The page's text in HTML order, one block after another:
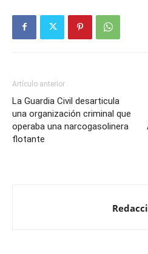
Artículo anterior
La Guardia Civil desarticula
una organización criminal que
operaba una narcogasolinera
flotante